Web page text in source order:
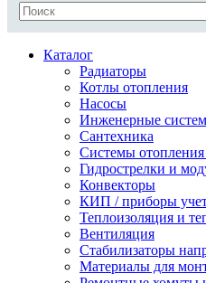
Каталог
Радиаторы
Котлы отопления
Насосы
Инженерные
Сантехника
Системы
Гидрострелки и
Конвекторы
КИП / приборы
Теплоизоляция и
Вентиляция
Стабилизаторы
Материалы для